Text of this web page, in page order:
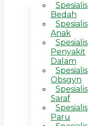
Spesialis
Bedah
Spesialis
Anak
Spesialis
Penyakit
Dalam
Spesialis
Obsgyn
Spesialis
Saraf
Spesialis
Paru